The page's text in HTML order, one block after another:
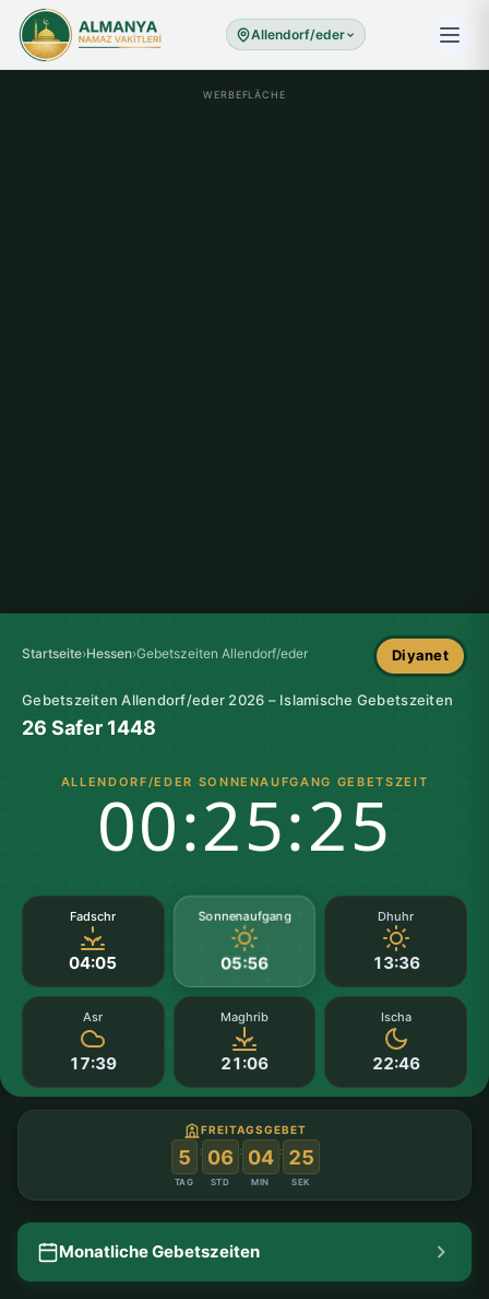
Allendorf/eder
WERBEFLÄCHE
Startseite›Hessen›Gebetszeiten Allendorf/eder Diyanet
Gebetszeiten Allendorf/eder 2026 – Islamische Gebetszeiten
26 Safer 1448
ALLENDORF/EDER SONNENAUFGANG GEBETSZEIT
00:25:25
Fadschr
04:05
Sonnenaufgang
05:56
Dhuhr
13:36
Asr
17:39
Maghrib
21:06
Ischa
22:46
FREITAGSGEBET
5
TAG
: 06
STD
: 04
MIN
: 25
SEK
Monatliche Gebetszeiten